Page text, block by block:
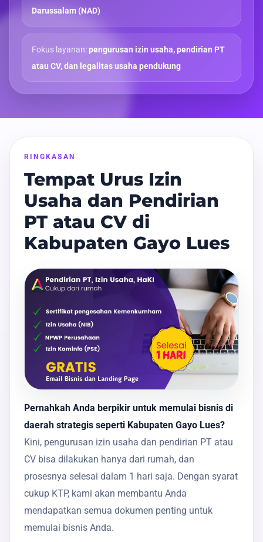
Darussalam (NAD)
Fokus layanan:pengurusan izin usaha, pendirian PT
atau CV, dan legalitas usaha pendukung
RINGKASAN
Tempat Urus Izin
Usaha dan Pendirian
PT atau CV di
Kabupaten Gayo Lues
Pernahkah Anda berpikir untuk memulai bisnis di
daerah strategis seperti Kabupaten Gayo Lues?
Kini, pengurusan izin usaha dan pendirian PT atau
CV bisa dilakukan hanya dari rumah, dan
prosesnya selesai dalam 1 hari saja. Dengan syarat
cukup KTP, kami akan membantu Anda
mendapatkan semua dokumen penting untuk
memulai bisnis Anda.